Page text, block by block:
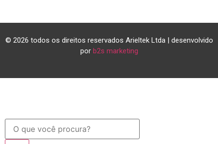
© 2026 todos os direitos reservados Arieltek Ltda | desenvolvido
por b2s marketing